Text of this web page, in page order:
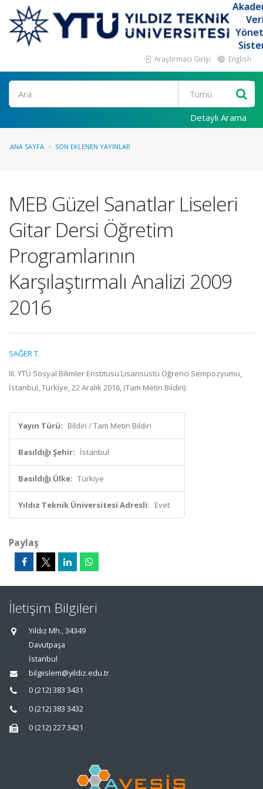
Araştırmacı Girişi English
Ara
Detaylı Arama
ANA SAYFA SON EKLENEN YAYINLAR
MEB Güzel Sanatlar Liseleri
Gitar Dersi Öğretim
Programlarının
Karşılaştırmalı Analizi 2009
2016
SAĞER T.
III. YTÜ Sosyal Bilimler Enstitüsü Lisansüstü Öğrenci Sempozyumu,
İstanbul, Türkiye, 22 Aralık 2016, (Tam Metin Bildiri)
Yayın Türü: Bildiri / Tam Metin Bildiri
Basıldığı Şehir: İstanbul
Basıldığı Ülke: Türkiye
Yıldız Teknik Üniversitesi Adresli: Evet
Paylaş
İletişim Bilgileri
Yıldız Mh., 34349
Davutpaşa
İstanbul
bilgiislem@yildiz.edu.tr
0 (212) 383 3431
0 (212) 383 3432
0 (212) 227 3421